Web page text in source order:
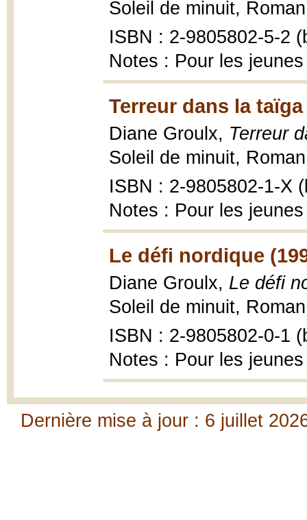
Soleil de minuit,
ISBN : 2-9805802-5-2
Notes : Pour les
Terreur dans la taïga
Diane Groulx, Terreur
Soleil de minuit,
ISBN : 2-9805802-1-X
Notes : Pour les
Le défi nordique
Diane Groulx, Le défi
Soleil de minuit,
ISBN : 2-9805802-0-1
Notes : Pour les
Dernière mise à jour : 6 juillet